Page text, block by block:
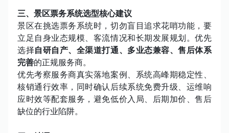
三、景区票务系统选型核心建议
景区在挑选票务系统时，切勿盲目追求花哨功能，要
立足自身业态规模、客流情况和长期发展规划。优先
选择自研自产、全渠道打通、多业态兼容、售后体系
完善的正规服务商。
优先考察服务商真实落地案例、系统高峰期稳定性、
核销通行效率，同时确认后续系统免费升级、运维响
应时效等配套服务，避免低价入局、后期加价、售后
缺位的行业陷阱。